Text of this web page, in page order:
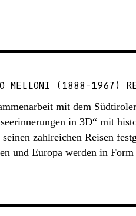
MELLONI (1888-1967)
mit dem
in 3D“ mit
zahlreichen Reisen
und Europa werden in